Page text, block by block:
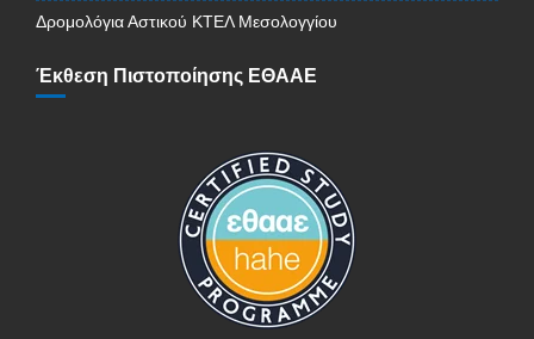
Δρομολόγια Αστικού ΚΤΕΛ Μεσολογγίου
Έκθεση Πιστοποίησης ΕΘΑΑΕ